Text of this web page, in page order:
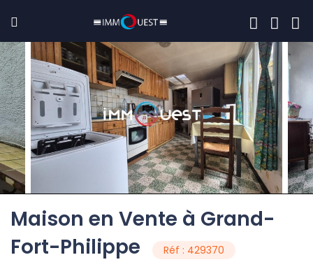
Maison en Vente à Grand-
Fort-Philippe
Réf : 429370